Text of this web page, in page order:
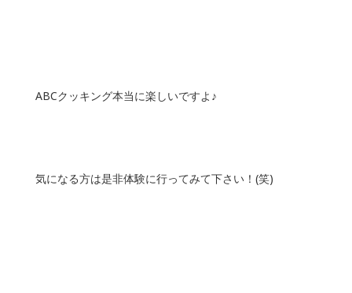
ABCクッキング本当に楽しいですよ♪
気になる方は是非体験に行ってみて下さい！(笑)